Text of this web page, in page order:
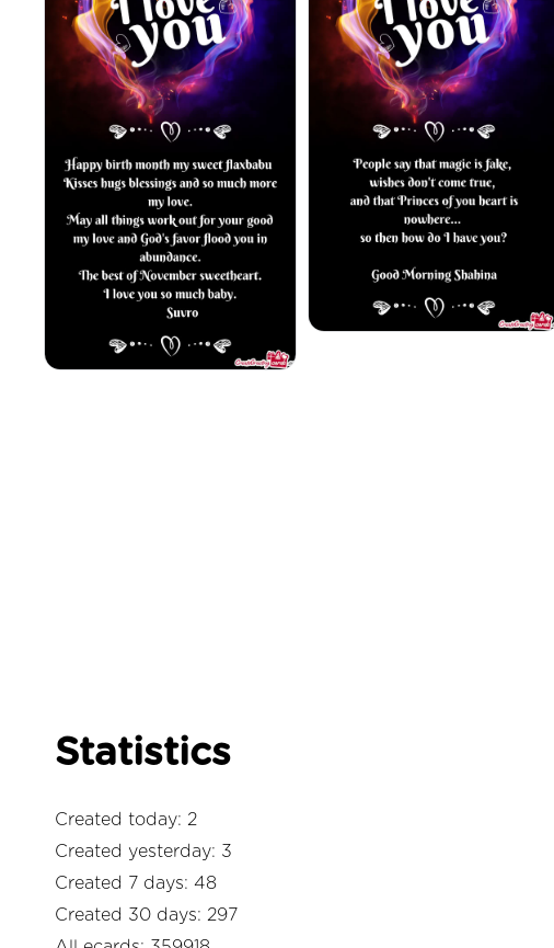
Statistics
Created today: 2
Created yesterday: 3
Created 7 days: 48
Created 30 days: 297